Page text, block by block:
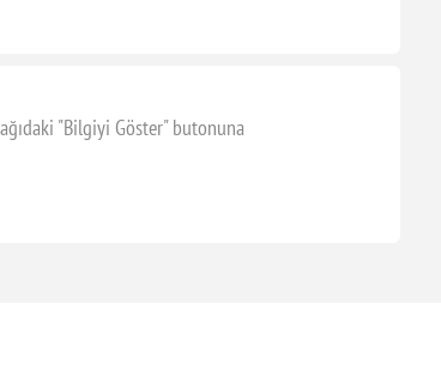
"Bilgiyi Göster" butonuna